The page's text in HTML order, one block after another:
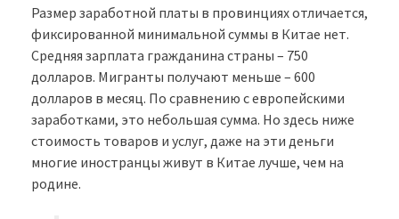
Размер заработной платы в провинциях отличается,
фиксированной минимальной суммы в Китае нет.
Средняя зарплата гражданина страны – 750
долларов. Мигранты получают меньше – 600
долларов в месяц. По сравнению с европейскими
заработками, это небольшая сумма. Но здесь ниже
стоимость товаров и услуг, даже на эти деньги
многие иностранцы живут в Китае лучше, чем на
родине.